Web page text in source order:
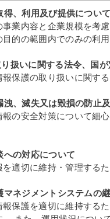
得、利用及び提供について
事業内容と企業規模を考
目的の範囲内でのみの利
扱いに関する法令、国
保護の取り扱いに関す
洩、滅失又は毀損の防止
報の安全対策について細
への対応について
適切に維持・管理する
マネジメントシステムの
報保護を適切に維持する